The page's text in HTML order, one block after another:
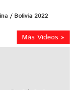
/ Bolivia 2022
Más Videos »